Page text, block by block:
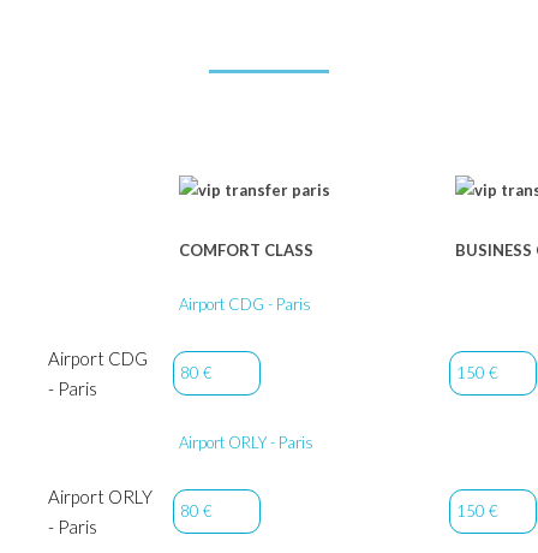
COMFORT CLASS BUSINESS
Airport CDG - Paris
Airport CDG
- Paris
80 € 150 €
Airport ORLY - Paris
Airport ORLY
- Paris
80 € 150 €